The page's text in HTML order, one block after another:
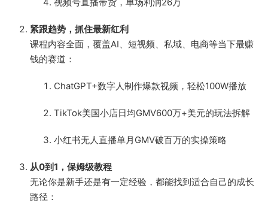
紧跟趋势，抓住最新红利
课程内容全面，覆盖AI、短视频、私域、电商等当下最赚
钱的赛道：
ChatGPT+数字人制作爆款视频，轻松100W播放
TikTok美国小店日均GMV600万+美元的玩法拆解
小红书无人直播单月GMV破百万的实操策略
从0到1，保姆级教程
无论你是新手还是有一定经验，都能找到适合自己的成长
路径：